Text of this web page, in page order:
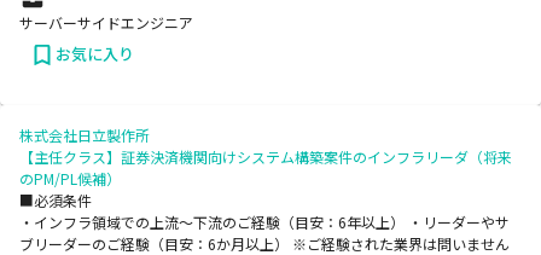
サーバーサイドエンジニア
お気に入り
株式会社日立製作所
【主任クラス】証券決済機関向けシステム構築案件のインフラリーダ（将来
のPM/PL候補）
■必須条件
・インフラ領域での上流～下流のご経験（目安：6年以上） ・リーダーやサ
ブリーダーのご経験（目安：6か月以上） ※ご経験された業界は問いません